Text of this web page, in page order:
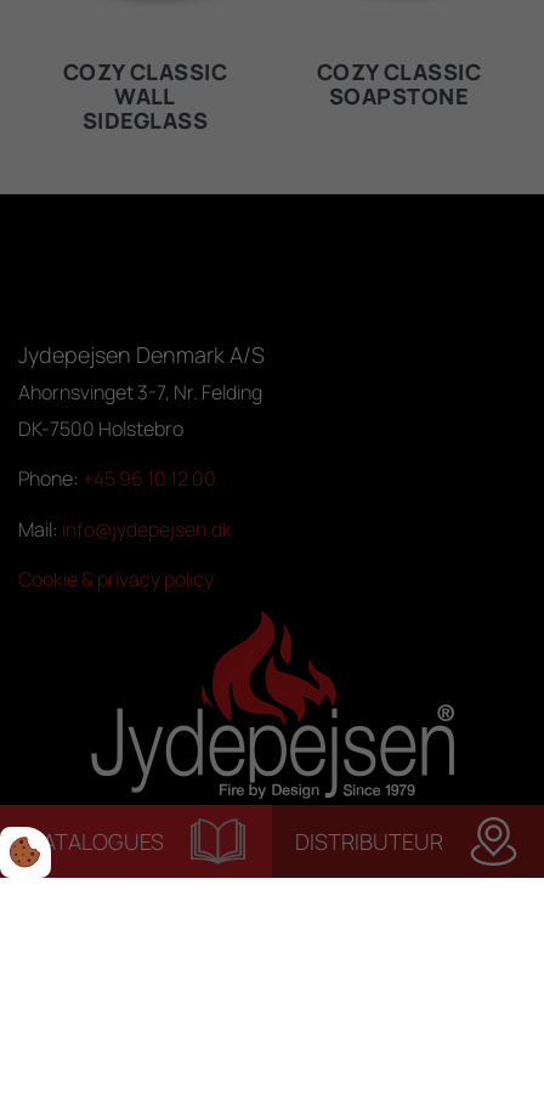
CATALOGUES DISTRIBUTEUR
COZY CLASSIC
WALL
SIDEGLASS
COZY CLASSIC
SOAPSTONE
Jydepejsen Denmark A/S
Ahornsvinget 3-7, Nr. Felding
DK-7500 Holstebro
Phone: +45 96 10 12 00
Mail: info@jydepejsen.dk
Cookie & privacy policy